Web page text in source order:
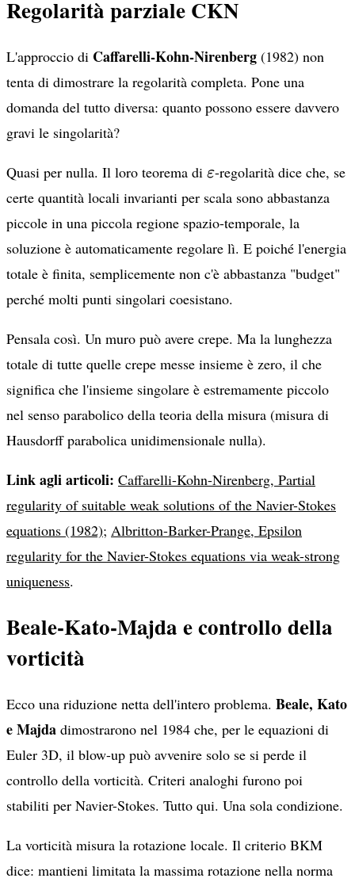
Regolarità parziale CKN
L'approccio di Caffarelli-Kohn-Nirenberg (1982) non
tenta di dimostrare la regolarità completa. Pone una
domanda del tutto diversa: quanto possono essere davvero
gravi le singolarità?
Quasi per nulla. Il loro teorema di \varepsilon
ε-regolarità dice che, se
certe quantità locali invarianti per scala sono abbastanza
piccole in una piccola regione spazio-temporale, la
soluzione è automaticamente regolare lì. E poiché l'energia
totale è finita, semplicemente non c'è abbastanza "budget"
perché molti punti singolari coesistano.
Pensala così. Un muro può avere crepe. Ma la lunghezza
totale di tutte quelle crepe messe insieme è zero, il che
significa che l'insieme singolare è estremamente piccolo
nel senso parabolico della teoria della misura (misura di
Hausdorff parabolica unidimensionale nulla).
Link agli articoli: Caffarelli-Kohn-Nirenberg, Partial
regularity of suitable weak solutions of the Navier-Stokes
equations (1982); Albritton-Barker-Prange, Epsilon
regularity for the Navier-Stokes equations via weak-strong
uniqueness.
Beale-Kato-Majda e controllo della
vorticità
Ecco una riduzione netta dell'intero problema. Beale, Kato
e Majda dimostrarono nel 1984 che, per le equazioni di
Euler 3D, il blow-up può avvenire solo se si perde il
controllo della vorticità. Criteri analoghi furono poi
stabiliti per Navier-Stokes. Tutto qui. Una sola condizione.
La vorticità misura la rotazione locale. Il criterio BKM
dice: mantieni limitata la massima rotazione nella norma